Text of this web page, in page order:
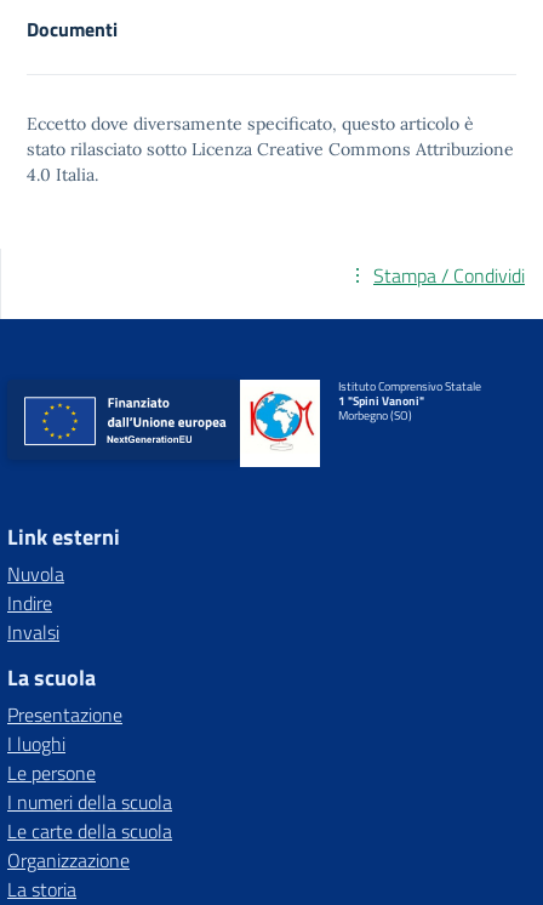
Documenti
Eccetto dove diversamente specificato, questo articolo è
stato rilasciato sotto Licenza Creative Commons Attribuzione
4.0 Italia.
Stampa / Condividi
Istituto Comprensivo Statale
1 "Spini Vanoni"
Morbegno (SO)
Link esterni
Nuvola
Indire
Invalsi
La scuola
Presentazione
I luoghi
Le persone
I numeri della scuola
Le carte della scuola
Organizzazione
La storia